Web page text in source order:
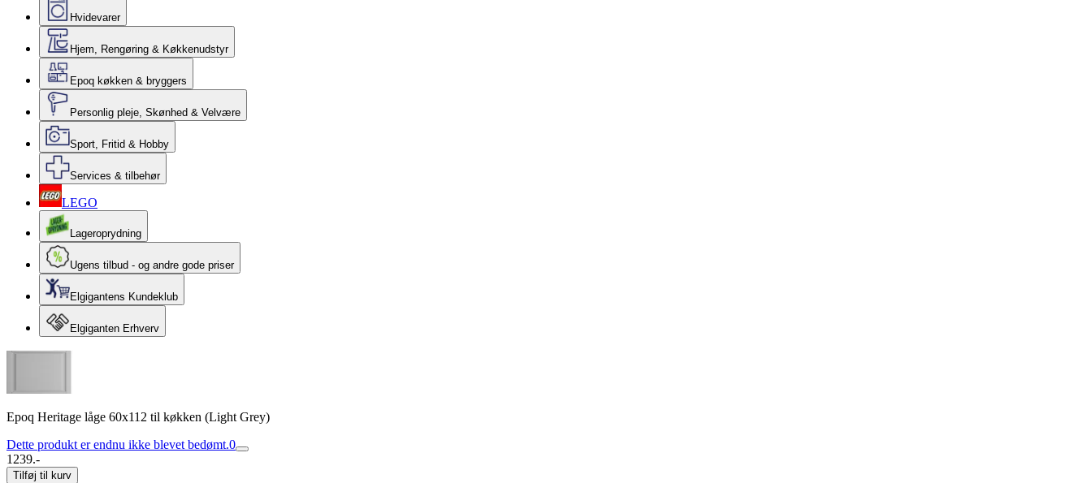
Hvidevarer
Hjem, Rengøring & Køkkenudstyr
Epoq køkken & bryggers
Personlig pleje, Skønhed & Velvære
Sport, Fritid & Hobby
Services & tilbehør
LEGO
Lageroprydning
Ugens tilbud - og andre gode priser
Elgigantens Kundeklub
Elgiganten Erhverv
Epoq Heritage låge 60x112 til køkken (Light Grey)
Dette produkt er endnu ikke blevet bedømt.0
1239.-
Tilføj til kurv